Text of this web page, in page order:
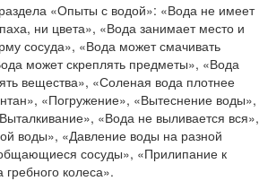
«Опыты с водой»: «Вода не имеет
ни цвета», «Вода занимает место и
сосуда», «Вода может смачивать
может скреплять предметы», «Вода
вещества», «Соленая вода плотнее
«Погружение», «Вытеснение воды»,
«Вода не выливается вся»,
воды», «Давление воды на разной
сосуды», «Прилипание к
колеса».